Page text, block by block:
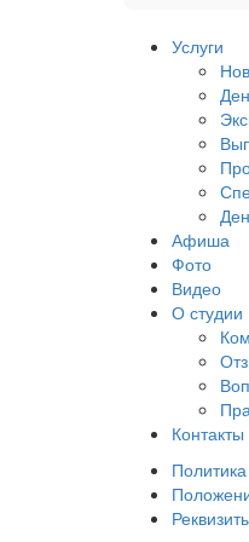
Услуги
Афиша
Фото
Видео
О студии
Контакты